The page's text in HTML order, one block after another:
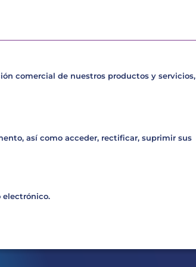
comercial de nuestros productos y servicios,
así como acceder, rectificar, suprimir sus
electrónico.